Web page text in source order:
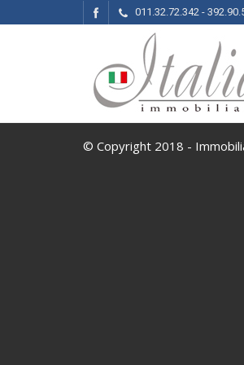
011.32.72.342 -
© Copyright 2018 -